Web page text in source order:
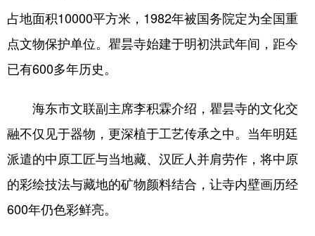
占地面积10000平方米，1982年被国务院定为全国重
点文物保护单位。瞿昙寺始建于明初洪武年间，距今
已有600多年历史。
海东市文联副主席李积霖介绍，瞿昙寺的文化交
融不仅见于器物，更深植于工艺传承之中。当年明廷
派遣的中原工匠与当地藏、汉匠人并肩劳作，将中原
的彩绘技法与藏地的矿物颜料结合，让寺内壁画历经
600年仍色彩鲜亮。